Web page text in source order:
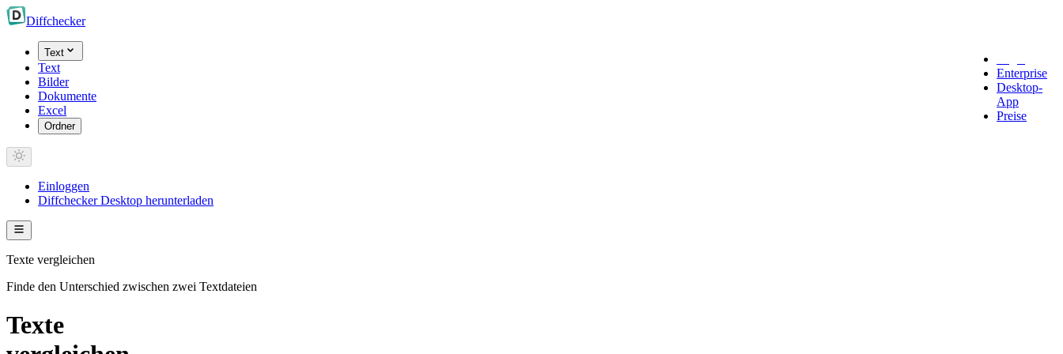
Diffchecker
Text
Text
Bilder
Dokumente
Excel
Ordner
Enterprise
Desktop-
App
Preise
Einloggen
Diffchecker Desktop herunterladen
Texte vergleichen
Finde den Unterschied zwischen zwei Textdateien
Texte